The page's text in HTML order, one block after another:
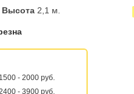
Высота 2,1 м.
1500 - 2000 руб.
- 3900 руб.